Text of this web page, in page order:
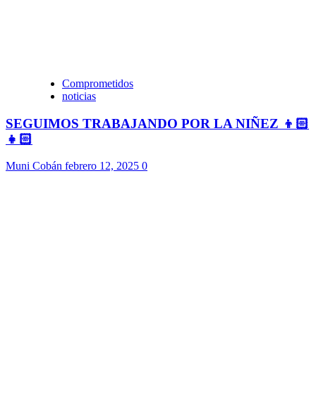
Comprometidos
noticias
SEGUIMOS TRABAJANDO POR LA NIÑEZ 👦🏻
👧🏻
Muni Cobán febrero 12, 2025 0